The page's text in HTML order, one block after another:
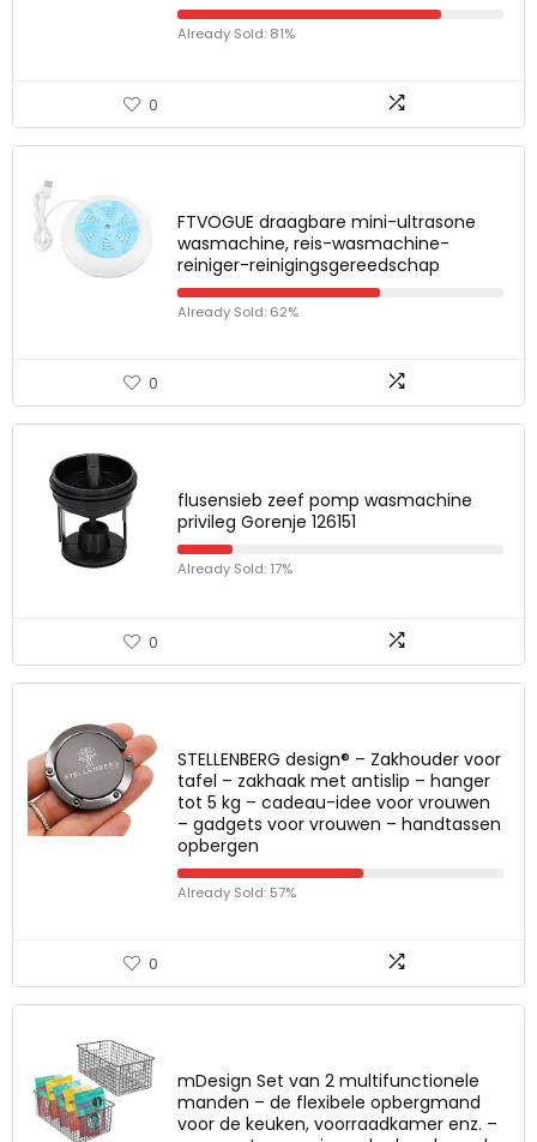
Already Sold: 81%
0
FTVOGUE draagbare mini-ultrasone
wasmachine, reis-wasmachine-
reiniger-reinigingsgereedschap
Already Sold: 62%
0
flusensieb zeef pomp wasmachine
privileg Gorenje 126151
Already Sold: 17%
0
STELLENBERG design® – Zakhouder voor
tafel – zakhaak met antislip – hanger
tot 5 kg – cadeau-idee voor vrouwen
– gadgets voor vrouwen – handtassen
opbergen
Already Sold: 57%
0
mDesign Set van 2 multifunctionele
manden – de flexibele opbergmand
voor de keuken, voorraadkamer enz. –